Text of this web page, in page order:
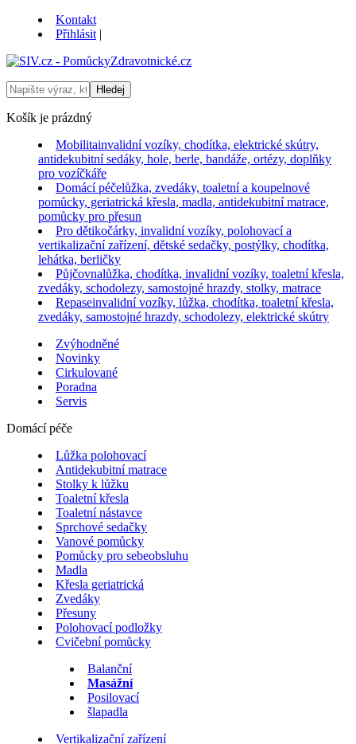
Kontakt
Přihlásit |
Košík je prázdný
Mobilitainvalidní vozíky, chodítka, elektrické skútry,
antidekubitní sedáky, hole, berle, bandáže, ortézy, doplňky
pro vozíčkáře
Domácí péčelůžka, zvedáky, toaletní a koupelnové
pomůcky, geriatrická křesla, madla, antidekubitní matrace,
pomůcky pro přesun
Pro dětikočárky, invalidní vozíky, polohovací a
vertikalizační zařízení, dětské sedačky, postýlky, chodítka,
lehátka, berličky
Půjčovnalůžka, chodítka, invalidní vozíky, toaletní křesla,
zvedáky, schodolezy, samostojné hrazdy, stolky, matrace
Repaseinvalidní vozíky, lůžka, chodítka, toaletní křesla,
zvedáky, samostojné hrazdy, schodolezy, elektrické skútry
Zvýhodněné
Novinky
Cirkulované
Poradna
Servis
Domácí péče
Lůžka polohovací
Antidekubitní matrace
Stolky k lůžku
Toaletní křesla
Toaletní nástavce
Sprchové sedačky
Vanové pomůcky
Pomůcky pro sebeobsluhu
Madla
Křesla geriatrická
Zvedáky
Přesuny
Polohovací podložky
Cvičební pomůcky
Balanční
Masážní
Posilovací
šlapadla
Vertikalizační zařízení